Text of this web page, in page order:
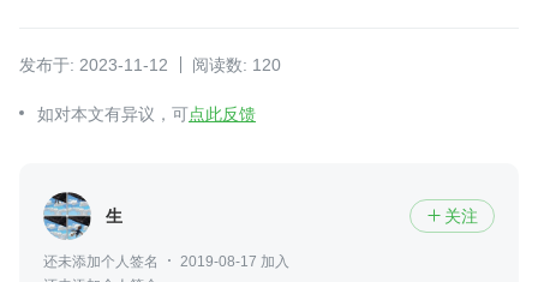
发布于: 2023-11-12 阅读数: 120
如对本文有异议，可点此反馈
生  关注
还未添加个人签名
2019-08-17 加入